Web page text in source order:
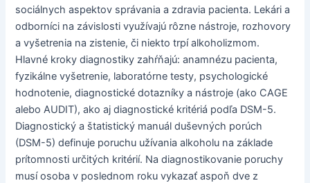
sociálnych aspektov správania a zdravia pacienta. Lekári a
odborníci na závislosti využívajú rôzne nástroje, rozhovory
a vyšetrenia na zistenie, či niekto trpí alkoholizmom.
Hlavné kroky diagnostiky zahŕňajú: anamnézu pacienta,
fyzikálne vyšetrenie, laboratórne testy, psychologické
hodnotenie, diagnostické dotazníky a nástroje (ako CAGE
alebo AUDIT), ako aj diagnostické kritériá podľa DSM-5.
Diagnostický a štatistický manuál duševných porúch
(DSM-5) definuje poruchu užívania alkoholu na základe
prítomnosti určitých kritérií. Na diagnostikovanie poruchy
musí osoba v poslednom roku vykazať aspoň dve z